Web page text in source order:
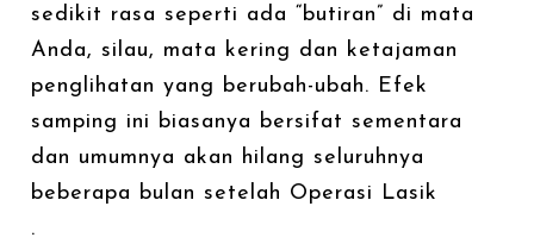
sedikit rasa seperti ada “butiran” di mata
Anda, silau, mata kering dan ketajaman
penglihatan yang berubah-ubah. Efek
samping ini biasanya bersifat sementara
dan umumnya akan hilang seluruhnya
beberapa bulan setelah Operasi Lasik
.